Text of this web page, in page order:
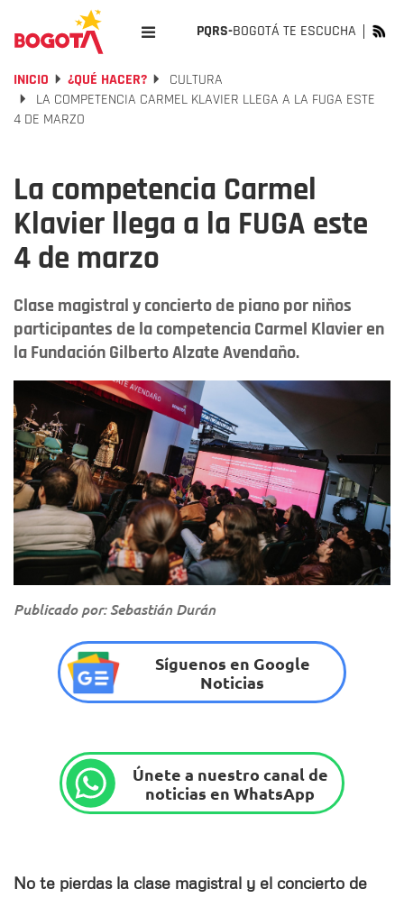
PQRS-BOGOTÁ TE ESCUCHA
INICIO ¿QUÉ HACER?
CULTURA
LA COMPETENCIA CARMEL KLAVIER LLEGA A LA FUGA ESTE
4 DE MARZO
La competencia Carmel
Klavier llega a la FUGA este
4 de marzo
Clase magistral y concierto de piano por niños
participantes de la competencia Carmel Klavier en
la Fundación Gilberto Alzate Avendaño.
Publicado por: Sebastián Durán
Síguenos en Google
Noticias
Únete a nuestro canal de
noticias en WhatsApp
No te pierdas la clase magistral y el concierto de